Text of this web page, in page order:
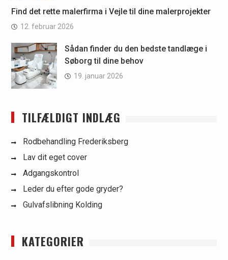
Find det rette malerfirma i Vejle til dine malerprojekter
12. februar 2026
Sådan finder du den bedste tandlæge i
Søborg til dine behov
19. januar 2026
TILFÆLDIGT INDLÆG
Rodbehandling Frederiksberg
Lav dit eget cover
Adgangskontrol
Leder du efter gode gryder?
Gulvafslibning Kolding
KATEGORIER